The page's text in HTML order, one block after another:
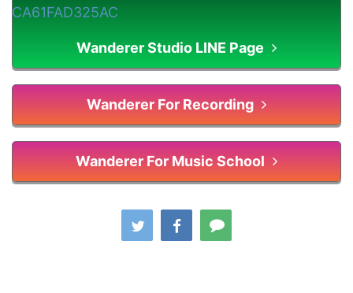
Wanderer Studio LINE Page
Wanderer For Recording
Wanderer For Music School